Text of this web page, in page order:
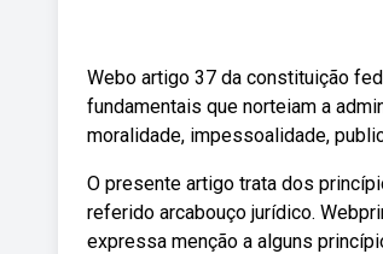
Webo artigo 37 da constituição
fundamentais que norteiam a
moralidade, impessoalidade,
O presente artigo trata dos
referido arcabouço jurídico.
expressa menção a alguns